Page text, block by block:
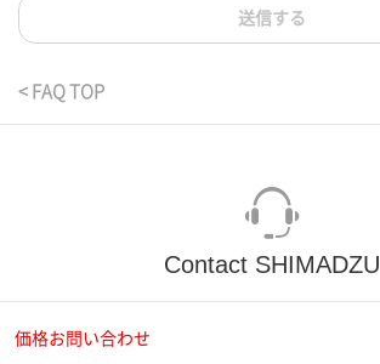
送信する
< FAQ TOP
Contact SHIMADZU
価格お問い合わせ